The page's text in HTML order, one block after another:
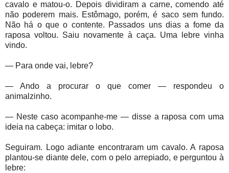
cavalo e matou-o. Depois dividiram a carne, comendo até
não poderem mais. Estômago, porém, é saco sem fundo.
Não há o que o contente. Passados uns dias a fome da
raposa voltou. Saiu novamente à caça. Uma lebre vinha
vindo.
— Para onde vai, lebre?
— Ando a procurar o que comer — respondeu o
animalzinho.
— Neste caso acompanhe-me — disse a raposa com uma
ideia na cabeça: imitar o lobo.
Seguiram. Logo adiante encontraram um cavalo. A raposa
plantou-se diante dele, com o pelo arrepiado, e perguntou à
lebre: